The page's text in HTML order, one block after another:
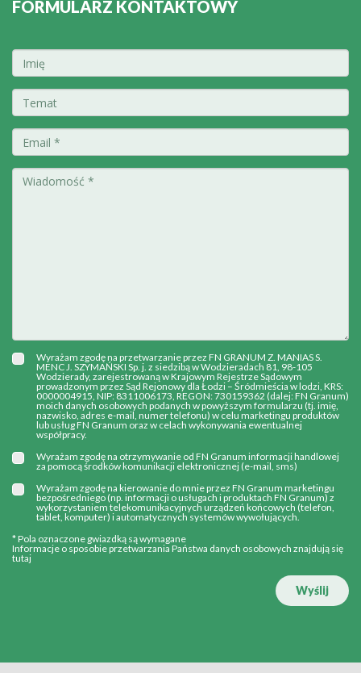
FORMULARZ KONTAKTOWY
Wyrażam zgodę na przetwarzanie przez FN GRANUM Z. MANIAS S.
MENC J. SZYMAŃSKI Sp. j. z siedzibą w Wodzieradach 81, 98-105
Wodzierady, zarejestrowaną w Krajowym Rejestrze Sądowym
prowadzonym przez Sąd Rejonowy dla Łodzi – Śródmieścia w lodzi, KRS:
0000004915, NIP: 8311006173, REGON: 730159362 (dalej: FN Granum)
moich danych osobowych podanych w powyższym formularzu (tj. imię,
nazwisko, adres e-mail, numer telefonu) w celu marketingu produktów
lub usług FN Granum oraz w celach wykonywania ewentualnej
współpracy.
Wyrażam zgodę na otrzymywanie od FN Granum informacji handlowej
za pomocą środków komunikacji elektronicznej (e-mail, sms)
Wyrażam zgodę na kierowanie do mnie przez FN Granum marketingu
bezpośredniego (np. informacji o usługach i produktach FN Granum) z
wykorzystaniem telekomunikacyjnych urządzeń końcowych (telefon,
tablet, komputer) i automatycznych systemów wywołujących.
* Pola oznaczone gwiazdką są wymagane
Informacje o sposobie przetwarzania Państwa danych osobowych znajdują się
tutaj
Wyślij